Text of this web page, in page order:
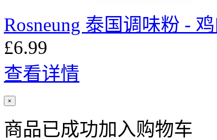
Rosneung 泰国调味粉 -
£6.99
查看详情
×
商品已成功加入购物车